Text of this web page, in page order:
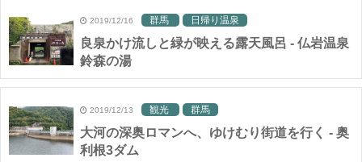
2019/12/16 群馬 日帰り温泉
良泉かけ流しと緑が映える露天風呂 - 仏岩温泉
鈴森の湯
2019/12/13 観光 群馬
大河の深奥ロマンへ、ゆけむり街道を行く - 奥
利根3ダム